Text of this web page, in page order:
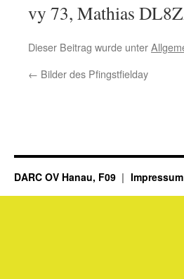
vy 73, Mathias
Dieser Beitrag wurde unter
← Bilder des Pfingstfielday
DARC OV Hanau, F09 Impressum